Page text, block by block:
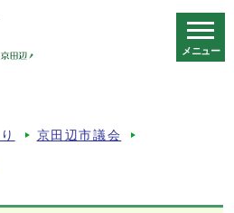
メニュー
京田辺市議会